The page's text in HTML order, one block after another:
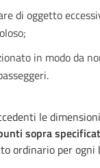
di oggetto
in modo da
le
sopra
ordinario per ogni